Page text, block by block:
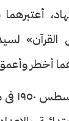
القرآن»
أخطر
ولد